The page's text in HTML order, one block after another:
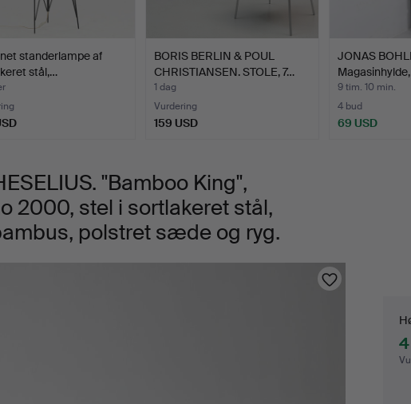
standerlampe af
stål,…
BORIS BERLIN & POUL
CHRISTIANSEN. STOLE, 7…
1 dag
Vurdering
159 USD
JONAS
9 tim. 10 min.
4 bud
69 USD
"Bamboo King",
2000, stel i sortlakeret stål,
polstret sæde og ryg.